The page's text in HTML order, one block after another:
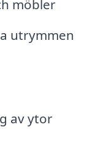
möbler
utrymmen
av ytor